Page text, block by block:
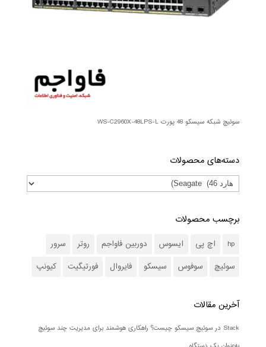
سوئیچ شبکه سیسکو 48 پورت WS-C2960X-48LPS-L
دسته‌های محصولات
برچسب محصولات
hp اچ پی ایسوس دوربین فاواجم روتر
سرور
سوئیچ
سوفوس سیسکو فایروال فورتیگیت کیونپ
آخرین مقالات
Stack در سوئیچ سیسکو چیست؟ راهکاری هوشمند برای مدیریت چند سوئیچ